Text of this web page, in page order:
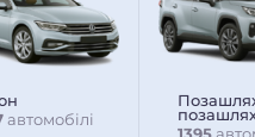
автомобілі
1395